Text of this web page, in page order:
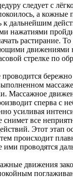
следует с
а кожные
к дальнейшим
нажатиями
растирание. То
движениями
стрелке по
Массажное
сперва с
усиливая
все
Этот этап
происходит
ими проводятся
движения